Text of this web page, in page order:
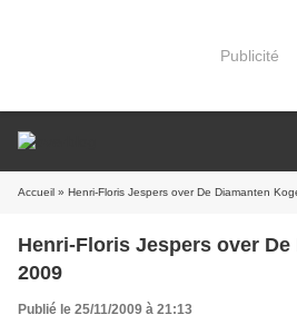
Publicité
Accueil » Henri-Floris Jespers over De Diamanten
Henri-Floris Jespers over De
2009
Publié le 25/11/2009 à 21:13